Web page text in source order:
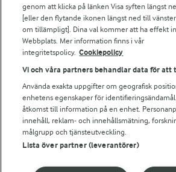
Följ oss
© 2026 Arla Foods
genom att klicka på länken Visa syften längst
[eller den flytande ikonen längst ned till
om tillämpligt]. Dina val kommer att ha effekt
Webbplats. Mer information finns i vår
integritetspolicy. Cookiepolicy
Vi och våra partners behandlar data för
Använda exakta uppgifter om geografisk
enhetens egenskaper för
åtkomst till information på en enhet.
innehåll, reklam- och innehållsmätning,
målgrupp och tjänsteutveckling.
Lista över partner (leverantörer)